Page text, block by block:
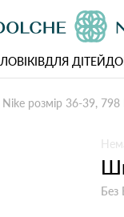
ДЛЯ ДІТЕЙ
розмір 36-39, 798
Без